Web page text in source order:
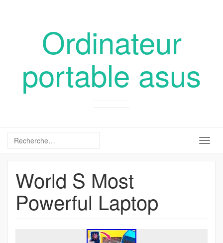
Ordinateur
portable asus
World S Most
Powerful Laptop